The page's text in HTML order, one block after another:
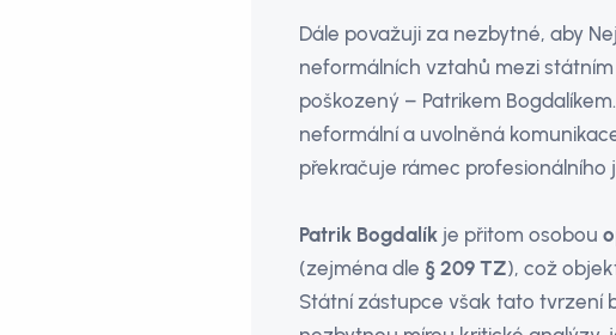
Dále považuji za nezbytné, aby
neformálních vztahů mezi
poškozený – Patrikem
neformální a uvolněná
překračuje rámec
Patrik Bogdalíkje přitom osobou
(zejména dle § 209 TZ), což
Státní zástupce však tato tvrzení